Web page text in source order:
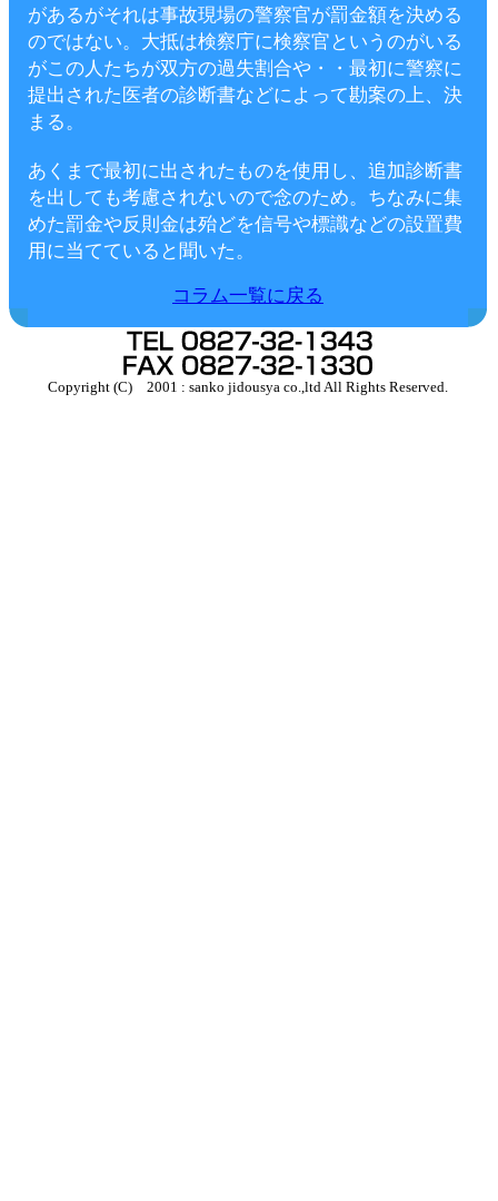
があるがそれは事故現場の警察官が罰金額を決める
のではない。大抵は検察庁に検察官というのがいる
がこの人たちが双方の過失割合や・・最初に警察に
提出された医者の診断書などによって勘案の上、決
まる。
あくまで最初に出されたものを使用し、追加診断書
を出しても考慮されないので念のため。ちなみに集
めた罰金や反則金は殆どを信号や標識などの設置費
用に当てていると聞いた。
コラム一覧に戻る
Copyright (C) 2001 : sanko jidousya co.,ltd All Rights Reserved.